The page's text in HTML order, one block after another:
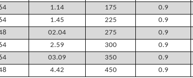
1.14 175
0.9
1.45 225
0.9
02.04 275
0.9
2.59 300
0.9
03.09 350
0.9
4.42 450 0.9